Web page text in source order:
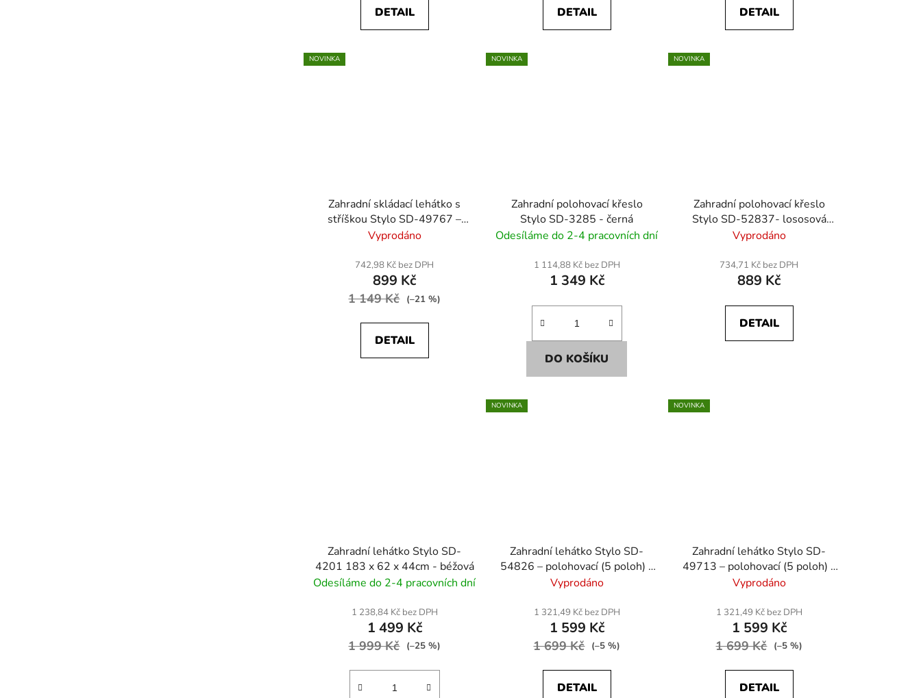
DETAIL DETAIL DETAIL
NOVINKA
Zahradní skládací lehátko s
stříškou Stylo SD-49767 –
polohovací, textilene - šedá
Vyprodáno
742,98 Kč bez DPH
899 Kč
1 149 Kč (–21 %)
DETAIL
NOVINKA
Zahradní polohovací křeslo
Stylo SD-3285 - černá
Odesíláme do 2-4 pracovních dní
1 114,88 Kč bez DPH
1 349 Kč
DO KOŠÍKU
NOVINKA
Zahradní polohovací křeslo
Stylo SD-52837- lososová
barva
Vyprodáno
734,71 Kč bez DPH
889 Kč
DETAIL
Zahradní lehátko Stylo SD-
4201 183 x 62 x 44cm - béžová
Odesíláme do 2-4 pracovních dní
1 238,84 Kč bez DPH
1 499 Kč
1 999 Kč (–25 %)
NOVINKA
Zahradní lehátko Stylo SD-
54826 – polohovací (5 poloh) -
šedá
Vyprodáno
1 321,49 Kč bez DPH
1 599 Kč
1 699 Kč (–5 %)
DETAIL
NOVINKA
Zahradní lehátko Stylo SD-
49713 – polohovací (5 poloh) -
černá
Vyprodáno
1 321,49 Kč bez DPH
1 599 Kč
1 699 Kč (–5 %)
DETAIL